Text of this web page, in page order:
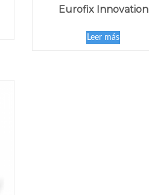
Eurofix Innovation
Leer más